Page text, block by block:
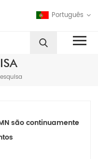
Português
são continuamente